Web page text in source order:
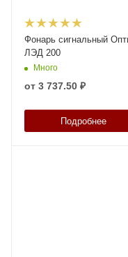
Фонарь сигнальный
ЛЭД 200
Много
от 3 737.50 ₽
Подробнее